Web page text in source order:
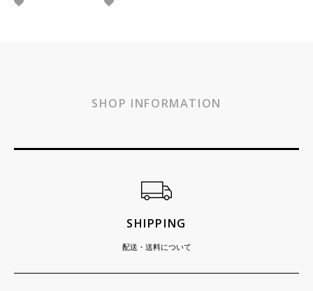
SHOP INFORMATION
SHIPPING
配送・送料について